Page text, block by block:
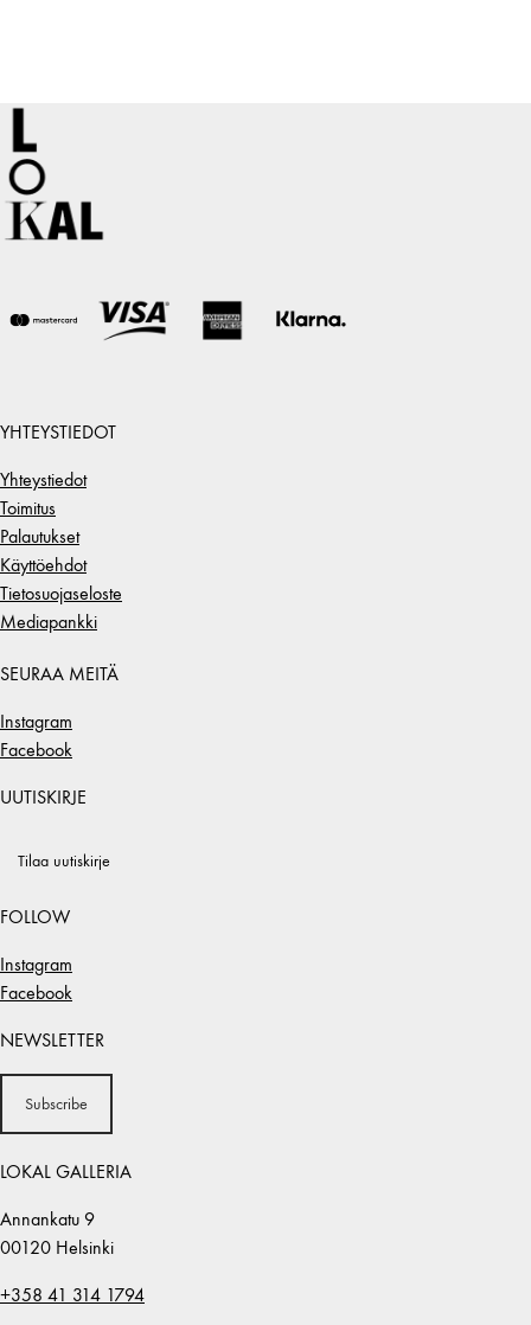
YHTEYSTIEDOT
Yhteystiedot
Toimitus
Palautukset
Käyttöehdot
Tietosuojaseloste
Mediapankki
SEURAA MEITÄ
Instagram
Facebook
UUTISKIRJE
Tilaa uutiskirje
FOLLOW
Instagram
Facebook
NEWSLETTER
Subscribe
LOKAL GALLERIA
Annankatu 9
00120 Helsinki
+358 41 314 1794